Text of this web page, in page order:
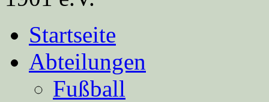
Startseite
Abteilungen
Fußball